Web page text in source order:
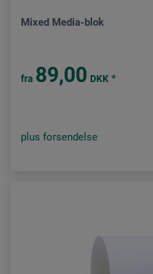
Mixed Media-blok
fra 89,00 DKK *
plus forsendelse